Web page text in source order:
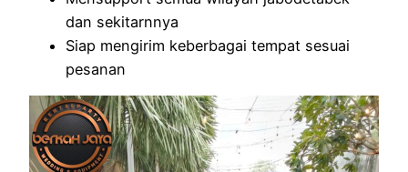
dan sekitarnnya
Siap mengirim keberbagai tempat sesuai
pesanan